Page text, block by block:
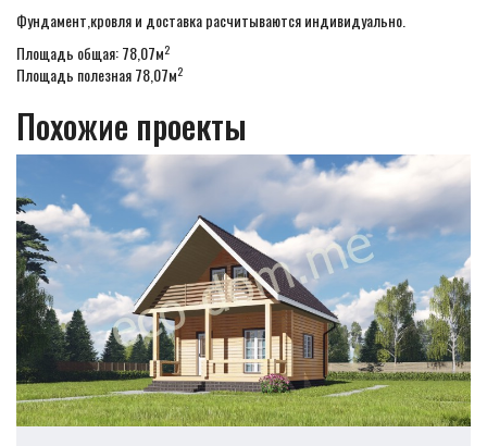
Фундамент,кровля и доставка расчитываются индивидуально.
Площадь общая: 78,07м2
Площадь полезная 78,07м2
Похожие проекты